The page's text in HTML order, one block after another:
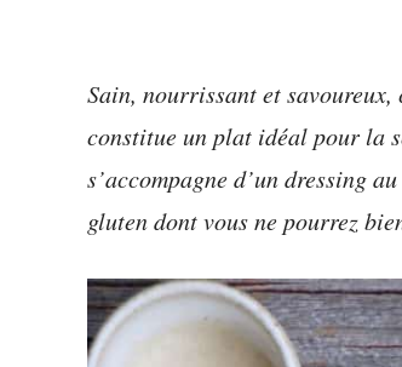
Sain, nourrissant et
constitue un plat idéal pour la
s’accompagne d’un dressing
gluten dont vous ne pourrez